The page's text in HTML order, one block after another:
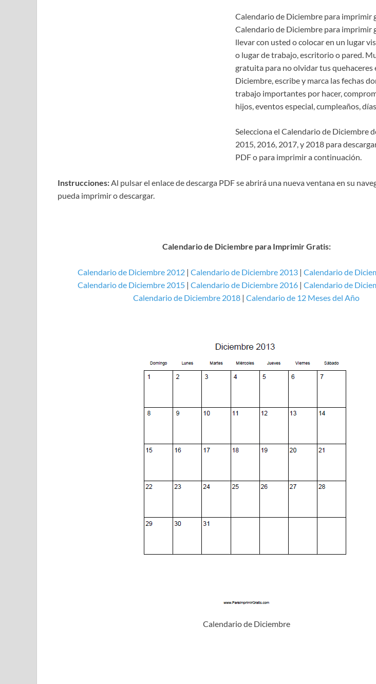
Calendario de Diciembre para imprimir
Calendario de Diciembre para imprimir
llevar con usted o colocar en un lugar
o lugar de trabajo, escritorio o pared.
gratuita para no olvidar tus quehaceres
Diciembre, escribe y marca las fechas
trabajo importantes por hacer,
hijos, eventos especial, cumpleaños,
Selecciona el Calendario de Diciembre
2015, 2016, 2017, y 2018 para
PDF o para imprimir a continuación.
Instrucciones:Al pulsar el enlace de descarga PDF se abrirá una nueva ventana en su
pueda imprimir o descargar.
Calendario de Diciembre para Imprimir Gratis:
Calendario de Diciembre 2012 | Calendario de Diciembre 2013 | Calendario de
Calendario de Diciembre 2015 | Calendario de Diciembre 2016 | Calendario de
Calendario de Diciembre 2018 | Calendario de 12 Meses del Año
Calendario de Diciembre